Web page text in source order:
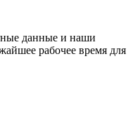
данные и наши
рабочее время для